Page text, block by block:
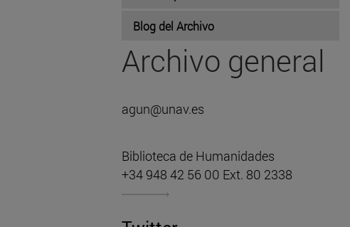
Blog del Archivo
Archivo general
agun@unav.es
Biblioteca de Humanidades
+34 948 42 56 00 Ext. 80 2338